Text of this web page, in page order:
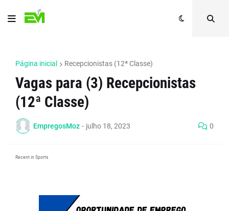
Página inicial Recepcionistas (12ª Classe)
Vagas para (3) Recepcionistas
(12ª Classe)
EmpregosMoz - julho 18, 2023 0
Recent in Sports